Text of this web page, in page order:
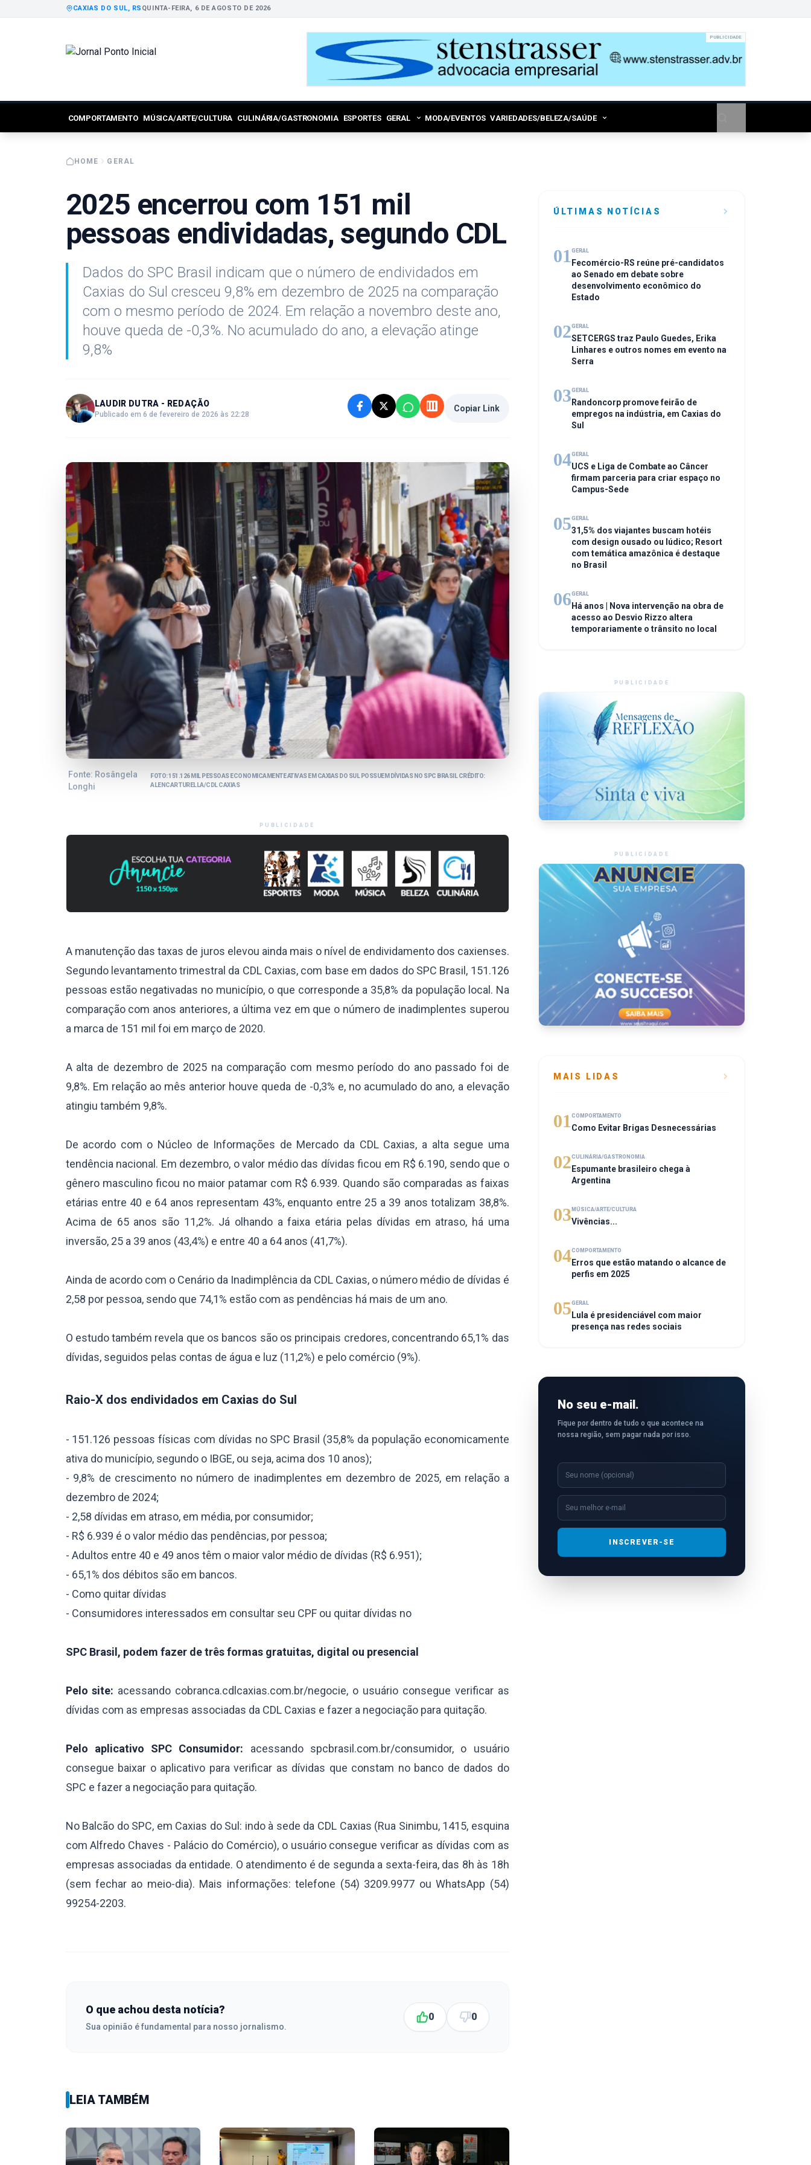
CAXIAS DO SUL, RS QUINTA-FEIRA, 6 DE AGOSTO DE 2026
PUBLICIDADE
COMPORTAMENTO MÚSICA/ARTE/CULTURA CULINÁRIA/GASTRONOMIA ESPORTES GERAL MODA/EVENTOS VARIEDADES/BELEZA/SAÚDE
HOME GERAL
2025 encerrou com 151 mil
pessoas endividadas, segundo CDL
Dados do SPC Brasil indicam que o número de endividados em
Caxias do Sul cresceu 9,8% em dezembro de 2025 na comparação
com o mesmo período de 2024. Em relação a novembro deste ano,
houve queda de -0,3%. No acumulado do ano, a elevação atinge
9,8%
LAUDIR DUTRA - REDAÇÃO
Publicado em 6 de fevereiro de 2026 às 22:28
Copiar Link
Fonte: Rosângela
Longhi
FOTO: 151.126 MIL PESSOAS ECONOMICAMENTE ATIVAS EM CAXIAS DO SUL POSSUEM DÍVIDAS NO SPC BRASIL CRÉDITO:
ALENCAR TURELLA/CDL CAXIAS
PUBLICIDADE
A manutenção das taxas de juros elevou ainda mais o nível de endividamento dos caxienses.
Segundo levantamento trimestral da CDL Caxias, com base em dados do SPC Brasil, 151.126
pessoas estão negativadas no município, o que corresponde a 35,8% da população local. Na
comparação com anos anteriores, a última vez em que o número de inadimplentes superou
a marca de 151 mil foi em março de 2020.
A alta de dezembro de 2025 na comparação com mesmo período do ano passado foi de
9,8%. Em relação ao mês anterior houve queda de -0,3% e, no acumulado do ano, a elevação
atingiu também 9,8%.
De acordo com o Núcleo de Informações de Mercado da CDL Caxias, a alta segue uma
tendência nacional. Em dezembro, o valor médio das dívidas ficou em R$ 6.190, sendo que o
gênero masculino ficou no maior patamar com R$ 6.939. Quando são comparadas as faixas
etárias entre 40 e 64 anos representam 43%, enquanto entre 25 a 39 anos totalizam 38,8%.
Acima de 65 anos são 11,2%. Já olhando a faixa etária pelas dívidas em atraso, há uma
inversão, 25 a 39 anos (43,4%) e entre 40 a 64 anos (41,7%).
Ainda de acordo com o Cenário da Inadimplência da CDL Caxias, o número médio de dívidas é
2,58 por pessoa, sendo que 74,1% estão com as pendências há mais de um ano.
O estudo também revela que os bancos são os principais credores, concentrando 65,1% das
dívidas, seguidos pelas contas de água e luz (11,2%) e pelo comércio (9%).
Raio-X dos endividados em Caxias do Sul
- 151.126 pessoas físicas com dívidas no SPC Brasil (35,8% da população economicamente
ativa do município, segundo o IBGE, ou seja, acima dos 10 anos);
- 9,8% de crescimento no número de inadimplentes em dezembro de 2025, em relação a
dezembro de 2024;
- 2,58 dívidas em atraso, em média, por consumidor;
- R$ 6.939 é o valor médio das pendências, por pessoa;
- Adultos entre 40 e 49 anos têm o maior valor médio de dívidas (R$ 6.951);
- 65,1% dos débitos são em bancos.
- Como quitar dívidas
- Consumidores interessados em consultar seu CPF ou quitar dívidas no
SPC Brasil, podem fazer de três formas gratuitas, digital ou presencial
Pelo site: acessando cobranca.cdlcaxias.com.br/negocie, o usuário consegue verificar as
dívidas com as empresas associadas da CDL Caxias e fazer a negociação para quitação.
Pelo aplicativo SPC Consumidor: acessando spcbrasil.com.br/consumidor, o usuário
consegue baixar o aplicativo para verificar as dívidas que constam no banco de dados do
SPC e fazer a negociação para quitação.
No Balcão do SPC, em Caxias do Sul: indo à sede da CDL Caxias (Rua Sinimbu, 1415, esquina
com Alfredo Chaves - Palácio do Comércio), o usuário consegue verificar as dívidas com as
empresas associadas da entidade. O atendimento é de segunda a sexta-feira, das 8h às 18h
(sem fechar ao meio-dia). Mais informações: telefone (54) 3209.9977 ou WhatsApp (54)
99254-2203.
O que achou desta notícia?
Sua opinião é fundamental para nosso jornalismo.
0 0
LEIA TAMBÉM
ÚLTIMAS NOTÍCIAS
01 GERAL
Fecomércio-RS reúne pré-candidatos
ao Senado em debate sobre
desenvolvimento econômico do
Estado
02GERAL
SETCERGS traz Paulo Guedes, Erika
Linhares e outros nomes em evento na
Serra
03GERAL
Randoncorp promove feirão de
empregos na indústria, em Caxias do
Sul
04GERAL
UCS e Liga de Combate ao Câncer
firmam parceria para criar espaço no
Campus-Sede
05GERAL
31,5% dos viajantes buscam hotéis
com design ousado ou lúdico; Resort
com temática amazônica é destaque
no Brasil
06GERAL
Há anos | Nova intervenção na obra de
acesso ao Desvio Rizzo altera
temporariamente o trânsito no local
PUBLICIDADE
PUBLICIDADE
MAIS LIDAS
01 COMPORTAMENTO
Como Evitar Brigas Desnecessárias
02CULINÁRIA/GASTRONOMIA
Espumante brasileiro chega à
Argentina
03 MÚSICA/ARTE/CULTURA
Vivências...
04COMPORTAMENTO
Erros que estão matando o alcance de
perfis em 2025
05GERAL
Lula é presidenciável com maior
presença nas redes sociais
No seu e-mail.
Fique por dentro de tudo o que acontece na
nossa região, sem pagar nada por isso.
INSCREVER-SE